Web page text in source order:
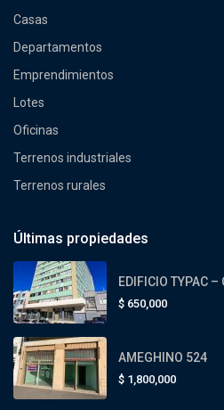
Casas
Departamentos
Emprendimientos
Lotes
Oficinas
Terrenos industriales
Terrenos rurales
Últimas propiedades
EDIFICIO TYPAC –
$ 650,000
AMEGHINO 524
$ 1,800,000